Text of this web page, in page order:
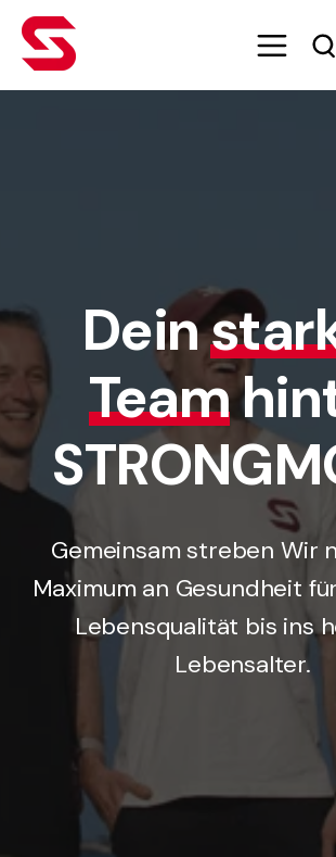
Dein
Team
Gemeinsam streben Wir
Maximum an Gesundheit
Lebensqualität bis ins
Lebensalter.